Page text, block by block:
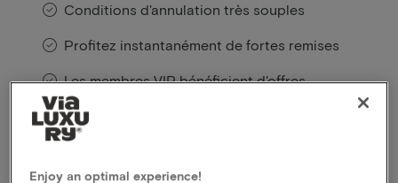
Conditions d'annulation très souples
Profitez instantanément de fortes remises
Les membres VIP bénéficient d'offres
spéciales
Enjoy an optimal experience!